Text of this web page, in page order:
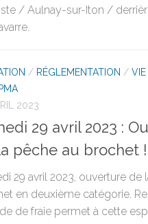
/ Aulnay-sur-Iton /
/ RÉGLEMENTATION / VIE
2023
29 avril 2023 :
pêche au brochet !
29 avril 2023, ouverture de
en deuxième catégorie.
de fraie permet à cette